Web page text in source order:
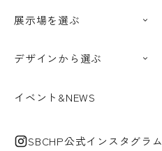
展示場を選ぶ
デザインから選ぶ
イベント&NEWS
SBCHP公式インスタグラム